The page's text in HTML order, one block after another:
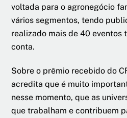
voltada para o agronegócio
vários segmentos, tendo
realizado mais de 40 eventos
conta.
Sobre o prêmio recebido do
acredita que é muito
nesse momento, que as
que trabalham e contribuem